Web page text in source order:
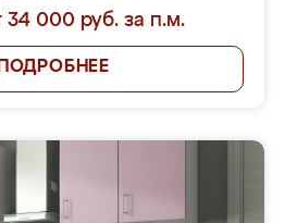
34 000 руб. за п.м.
ПОДРОБНЕЕ